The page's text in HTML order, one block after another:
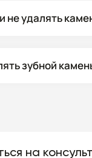
не удалять
зубной
на